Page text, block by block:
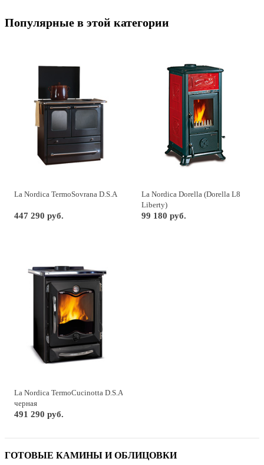
Популярные в этой категории
La Nordica TermoSovrana D.S.A
447 290 руб.
La Nordica Dorella (Dorella L8
Liberty)
99 180 руб.
La Nordica TermoCucinotta D.S.A
черная
491 290 руб.
ГОТОВЫЕ КАМИНЫ И ОБЛИЦОВКИ